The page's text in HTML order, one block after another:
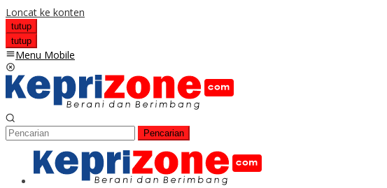
Loncat ke konten
tutup
tutup
Menu Mobile
Pencarian